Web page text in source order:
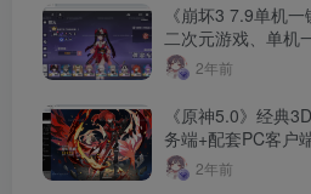
《崩坏3 7.9单机
二次元游戏、单机
限资源、附带保姆
2年前
《原神5.0》经典
务端+配套PC客户
文件2年前